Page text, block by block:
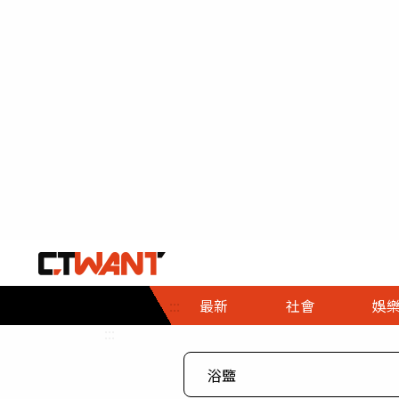
::: 最新 社會
社會首頁
時事
娛樂
娛樂首頁
即時
專題
財經首頁
熱線
３Ｃ
政